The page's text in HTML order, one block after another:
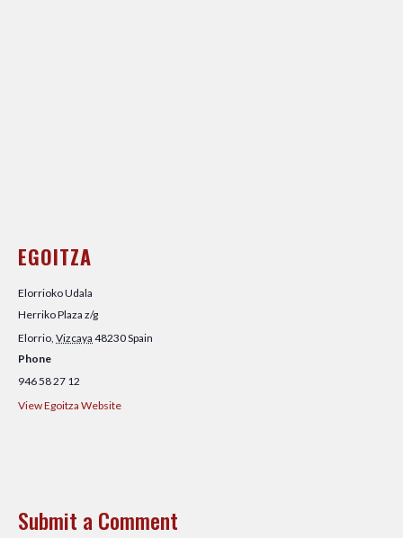
EGOITZA
Elorrioko Udala
Herriko Plaza z/g
Elorrio, Vizcaya 48230Spain
Phone
946 58 27 12
View Egoitza Website
Submit a Comment